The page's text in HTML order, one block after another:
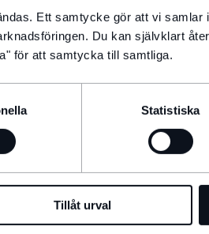
Ett samtycke gör att vi samlar
Du kan självklart
för att samtycka till samtliga.
Statistiska
Tillåt urval